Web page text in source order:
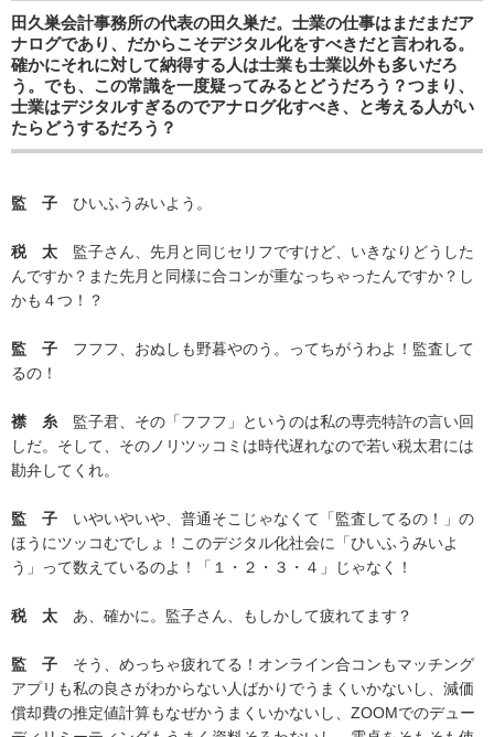
田久巣会計事務所の代表の田久巣だ。士業の仕事はまだまだア
ナログであり、だからこそデジタル化をすべきだと言われる。
確かにそれに対して納得する人は士業も士業以外も多いだろ
う。でも、この常識を一度疑ってみるとどうだろう？つまり、
士業はデジタルすぎるのでアナログ化すべき、と考える人がい
たらどうするだろう？
監 子 ひいふうみいよう。
税 太 監子さん、先月と同じセリフですけど、いきなりどうした
んですか？また先月と同様に合コンが重なっちゃったんですか？し
かも４つ！？
監 子 フフフ、おぬしも野暮やのう。ってちがうわよ！監査して
るの！
襟 糸監子君、その「フフフ」というのは私の専売特許の言い回
しだ。そして、そのノリツッコミは時代遅れなので若い税太君には
勘弁してくれ。
監 子 いやいやいや、普通そこじゃなくて「監査してるの！」の
ほうにツッコむでしょ！このデジタル化社会に「ひいふうみいよ
う」って数えているのよ！「１・２・３・４」じゃなく！
税 太 あ、確かに。監子さん、もしかして疲れてます？
監 子 そう、めっちゃ疲れてる！オンライン合コンもマッチング
アプリも私の良さがわからない人ばかりでうまくいかないし、減価
償却費の推定値計算もなぜかうまくいかないし、ZOOMでのデュー